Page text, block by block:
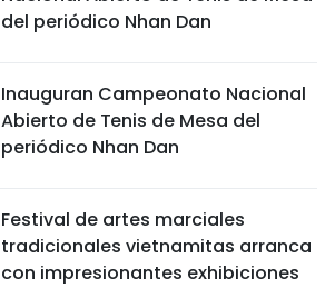
del periódico Nhan Dan
Inauguran Campeonato Nacional
Abierto de Tenis de Mesa del
periódico Nhan Dan
Festival de artes marciales
tradicionales vietnamitas arranca
con impresionantes exhibiciones